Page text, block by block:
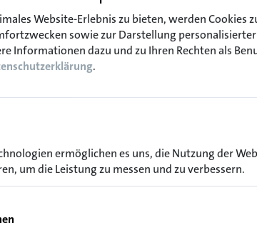
Website-Erlebnis zu bieten, werden Cookies
sowie zur Darstellung
Informationen dazu und zu Ihren Rechten als
.
ermöglichen es uns, die Nutzung der
um die Leistung zu messen und zu verbessern.